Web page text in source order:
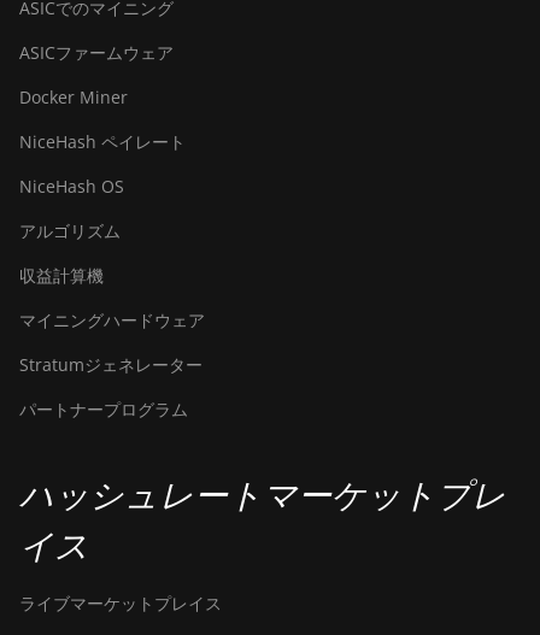
BITMAIN Antminer S23 Hyd.
BITMAIN Antminer S23 Imm.
(442Th)
BITMAIN Antminer S23e Hyd
2U (865Th/s)
BITMAIN Antminer T19
Hydro (158Th)
BITMAIN Antminer T21
Baikal Giant X10
Bitdeer SealMiner A2 Hyd
ASICでのマイニング
ASICファームウェア
Docker Miner
NiceHash ペイレート
NiceHash OS
アルゴリズム
収益計算機
マイニングハードウェア
Stratumジェネレーター
パートナープログラム
ハッシュレートマーケットプレ
イス
ライブマーケットプレイス